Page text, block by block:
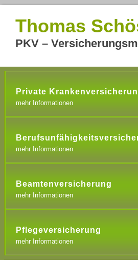
Thomas
PKV –
Private
mehr Informationen
mehr Informationen
Beamtenversicherung
mehr Informationen
Pflegeversicherung
mehr Informationen